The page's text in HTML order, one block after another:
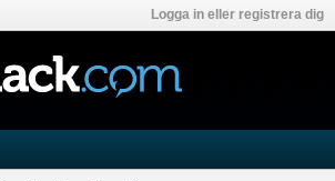
Logga in eller registrera dig